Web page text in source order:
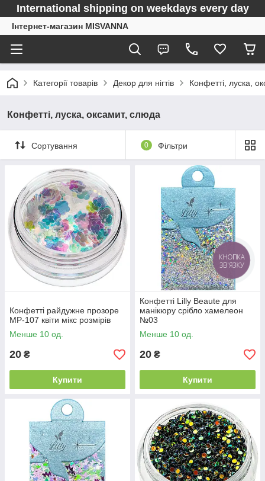
International shipping on weekdays every day
Інтернет-магазин MISVANNA
Категорії товарів Декор для нігтів Конфетті, луска,
Конфетті, луска, оксамит, слюда
Сортування 0 Фільтри
Конфетті райдужне прозоре
MP-107 квіти мікс розмірів
Менше 10 од.
20 ₴
Купити
Конфетті Lilly Beaute для
манікюру срібло хамелеон
№03
Менше 10 од.
20 ₴
Купити
КНОПКА
ЗВ'ЯЗКУ